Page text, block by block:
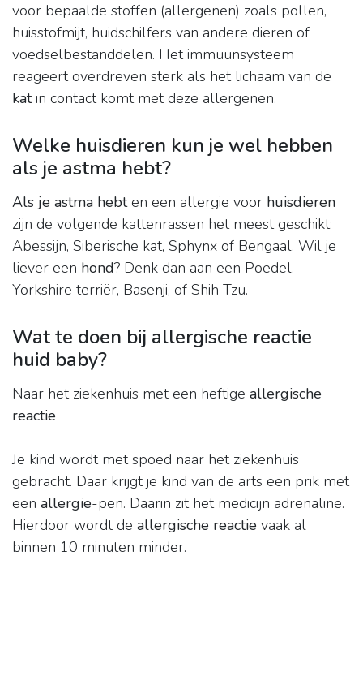
voor bepaalde stoffen (allergenen) zoals pollen,
huisstofmijt, huidschilfers van andere dieren of
voedselbestanddelen. Het immuunsysteem
reageert overdreven sterk als het lichaam van de
katin contact komt met deze allergenen.
Welke huisdieren kun je wel hebben
als je astma hebt?
Als je astma hebten een allergie voor huisdieren
zijn de volgende kattenrassen het meest geschikt:
Abessijn, Siberische kat, Sphynx of Bengaal. Wil je
liever een hond? Denk dan aan een Poedel,
Yorkshire terriër, Basenji, of Shih Tzu.
Wat te doen bij allergische reactie
huid baby?
Naar het ziekenhuis met een heftige allergische
reactie
Je kind wordt met spoed naar het ziekenhuis
gebracht. Daar krijgt je kind van de arts een prik met
een allergie-pen. Daarin zit het medicijn adrenaline.
Hierdoor wordt de allergische reactie vaak al
binnen 10 minuten minder.